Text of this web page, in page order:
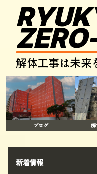
ブログ 解
RYUK
ZERO
解体工事は未来
新着情報